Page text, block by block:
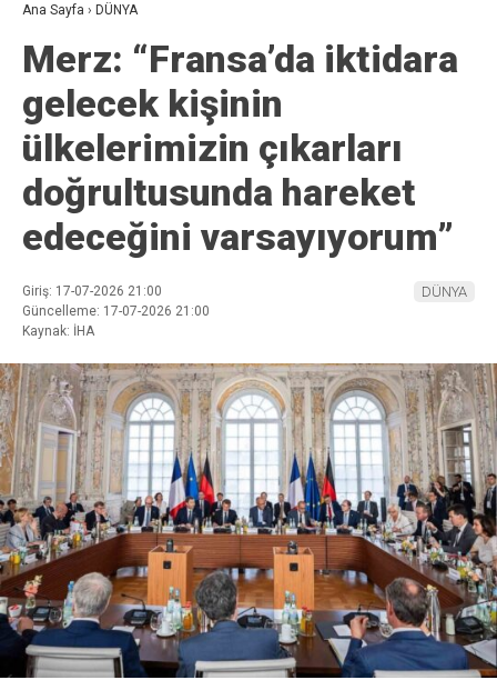
Ana Sayfa › DÜNYA
Merz: “Fransa’da iktidara
gelecek kişinin
ülkelerimizin çıkarları
doğrultusunda hareket
edeceğini varsayıyorum”
Giriş: 17-07-2026 21:00
Güncelleme: 17-07-2026 21:00
Kaynak: İHA
DÜNYA